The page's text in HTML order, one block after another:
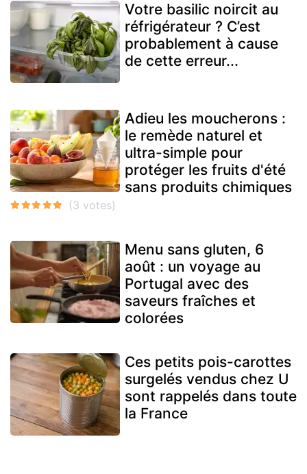
Votre basilic noircit au
réfrigérateur ? C’est
probablement à cause
de cette erreur...
Adieu les moucherons :
le remède naturel et
ultra-simple pour
protéger les fruits d'été
sans produits chimiques
Menu sans gluten, 6
août : un voyage au
Portugal avec des
saveurs fraîches et
colorées
Ces petits pois-carottes
surgelés vendus chez U
sont rappelés dans toute
la France